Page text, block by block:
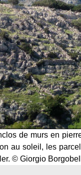
de murs en
au soleil, les
© Giorgio